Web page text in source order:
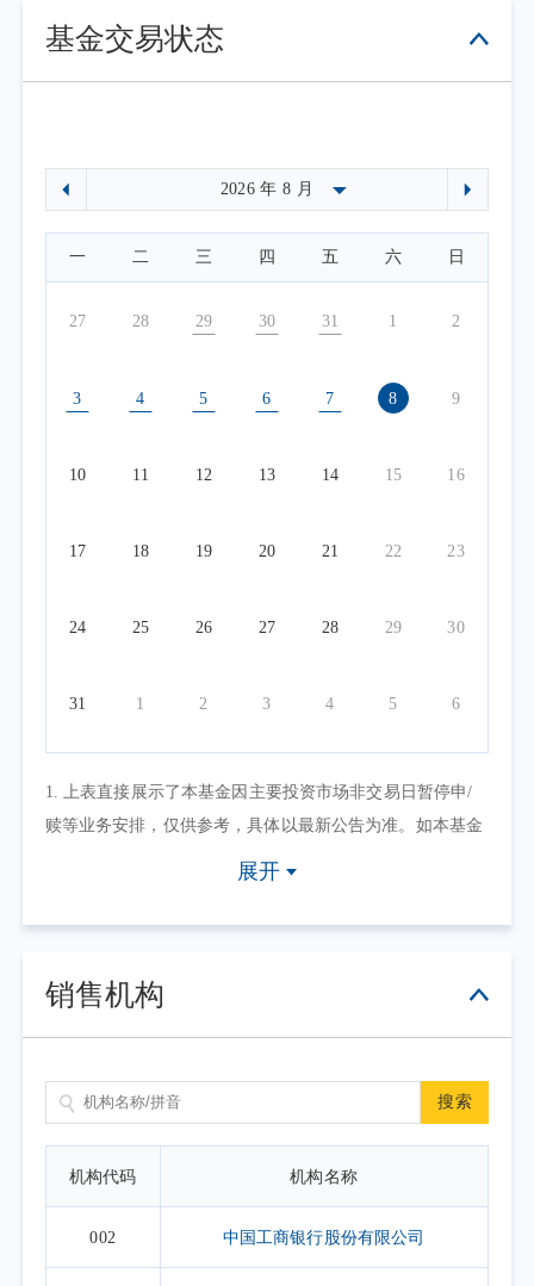
基金交易状态
一 二 三 四 五 六 日
27 28 29 30 31 1 2
3 4 5 6 7 8 9
10 11 12 13 14 15 16
17 18 19 20 21 22 23
24 25 26 27 28 29 30
31 1 2 3 4 5 6
1. 上表直接展示了本基金因主要投资市场非交易日暂停申/
赎等业务安排，仅供参考，具体以最新公告为准。如本基金
因其他原因暂停申/赎等业务或有其他交易状态限制的，可点
2. 上表默认展示一个自然月的开放日安排，如需要查询本基
间区间。
展开
销售机构
搜索
机构代码 机构名称
002 中国工商银行股份有限公司